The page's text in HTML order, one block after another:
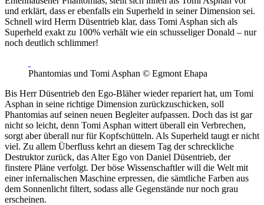
und erklärt, dass er ebenfalls ein Superheld in seiner Dimension sei.
Schnell wird Herrn Düsentrieb klar, dass Tomi Asphan sich als
Superheld exakt zu 100% verhält wie ein schusseliger Donald – nur
noch deutlich schlimmer!
Phantomias und Tomi Asphan © Egmont Ehapa
Bis Herr Düsentrieb den Ego-Bläher wieder repariert hat, um Tomi
Asphan in seine richtige Dimension zurückzuschicken, soll
Phantomias auf seinen neuen Begleiter aufpassen. Doch das ist gar
nicht so leicht, denn Tomi Asphan wittert überall ein Verbrechen,
sorgt aber überall nur für Kopfschütteln. Als Superheld taugt er nicht
viel. Zu allem Überfluss kehrt an diesem Tag der schreckliche
Destruktor zurück, das Alter Ego von Daniel Düsentrieb, der
finstere Pläne verfolgt. Der böse Wissenschaftler will die Welt mit
einer infernalischen Maschine erpressen, die sämtliche Farben aus
dem Sonnenlicht filtert, sodass alle Gegenstände nur noch grau
erscheinen.